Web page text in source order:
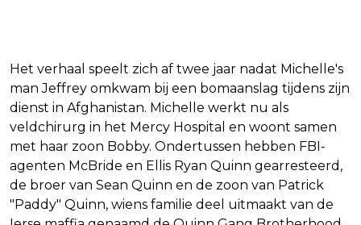
Het verhaal speelt zich af twee jaar nadat Michelle's
man Jeffrey omkwam bij een bomaanslag tijdens zijn
dienst in Afghanistan. Michelle werkt nu als
veldchirurg in het Mercy Hospital en woont samen
met haar zoon Bobby. Ondertussen hebben FBI-
agenten McBride en Ellis Ryan Quinn gearresteerd,
de broer van Sean Quinn en de zoon van Patrick
"Paddy" Quinn, wiens familie deel uitmaakt van de